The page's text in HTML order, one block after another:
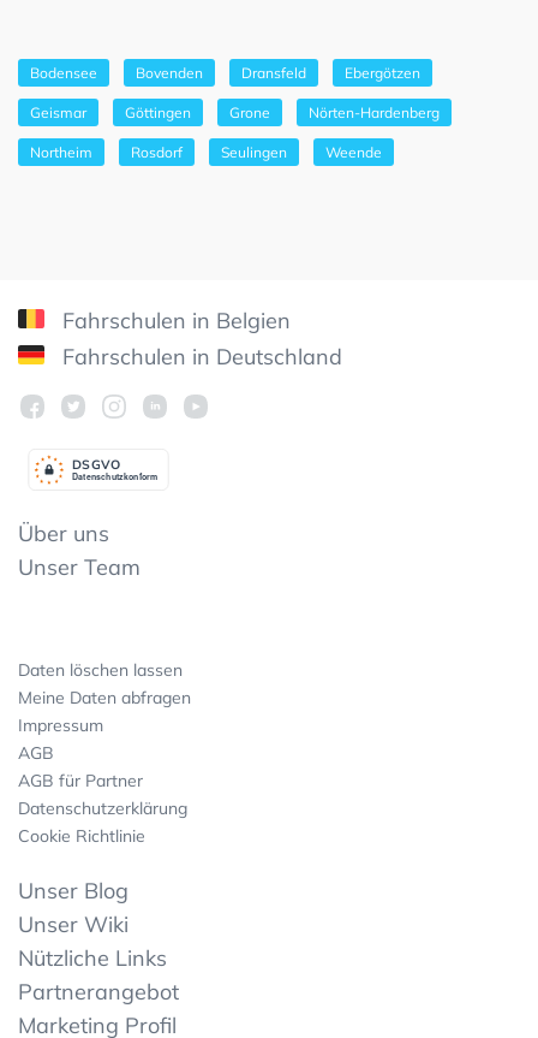
Bodensee Bovenden Dransfeld Ebergötzen
Geismar Göttingen Grone Nörten-Hardenberg
Northeim Rosdorf Seulingen Weende
Fahrschulen in Belgien
Fahrschulen in Deutschland
Datenschutzkonform
DSGVO
Über uns
Unser Team
Daten löschen lassen
Meine Daten abfragen
Impressum
AGB
AGB für Partner
Datenschutzerklärung
Cookie Richtlinie
Unser Blog
Unser Wiki
Nützliche Links
Partnerangebot
Marketing Profil